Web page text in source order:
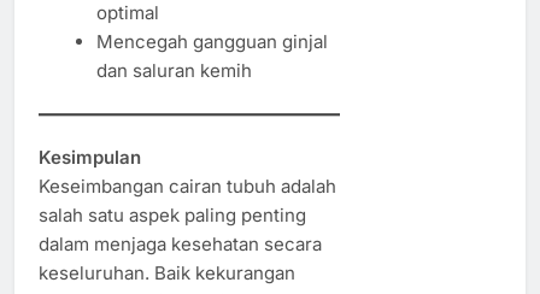
optimal
Mencegah gangguan ginjal
dan saluran kemih
Kesimpulan
Keseimbangan cairan tubuh adalah
salah satu aspek paling penting
dalam menjaga kesehatan secara
keseluruhan. Baik kekurangan